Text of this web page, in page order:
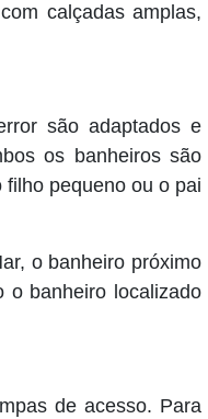
calçadas amplas,
são adaptados e
os banheiros são
pequeno ou o pai
o banheiro próximo
o banheiro localizado
de acesso. Para